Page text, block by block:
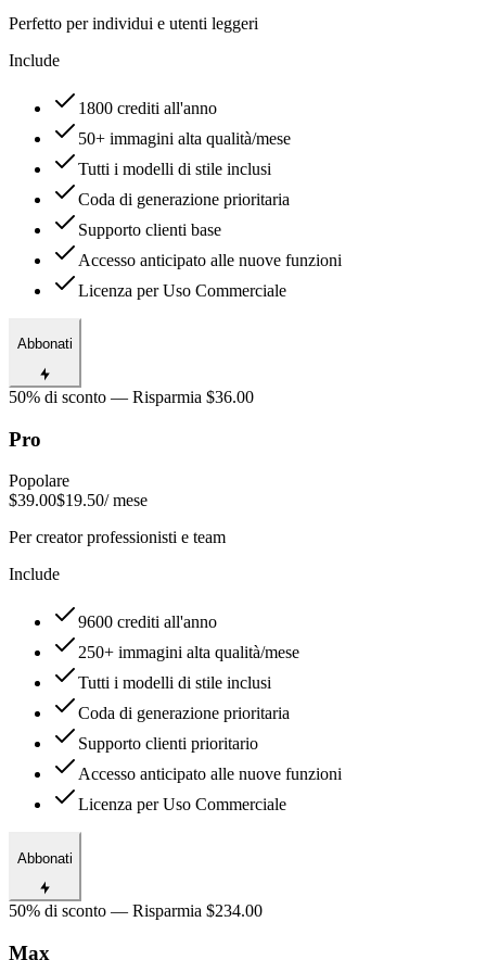
Perfetto per individui e utenti leggeri
Include
1800 crediti all'anno
50+ immagini alta qualità/mese
Tutti i modelli di stile inclusi
Coda di generazione prioritaria
Supporto clienti base
Accesso anticipato alle nuove funzioni
Licenza per Uso Commerciale
Abbonati
50% di sconto — Risparmia $36.00
Pro
Popolare
$39.00$19.50/ mese
Per creator professionisti e team
Include
9600 crediti all'anno
250+ immagini alta qualità/mese
Tutti i modelli di stile inclusi
Coda di generazione prioritaria
Supporto clienti prioritario
Accesso anticipato alle nuove funzioni
Licenza per Uso Commerciale
Abbonati
50% di sconto — Risparmia $234.00
Max